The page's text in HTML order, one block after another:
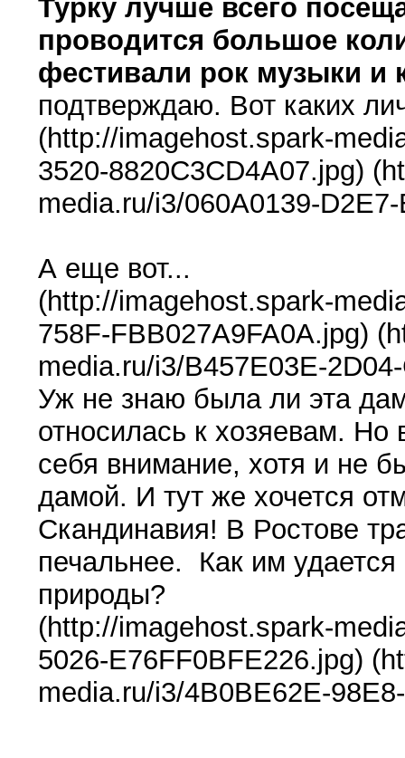
Турку лучше всего
проводится большое
фестивали рок музыки и
подтверждаю. Вот каких
(http://imagehost.spark-
3520-8820C3CD4A07.jpg)
media.ru/i3/060A0139-
А еще вот...
(http://imagehost.spark-
758F-FBB027A9FA0A.jpg)
media.ru/i3/B457E03E-
Уж не знаю была ли эта
относилась к хозяевам.
себя внимание, хотя и не
дамой. И тут же хочется
Скандинавия! В Ростове
печальнее. Как им удается
природы?
(http://imagehost.spark-
5026-E76FF0BFE226.jpg)
media.ru/i3/4B0BE62E-